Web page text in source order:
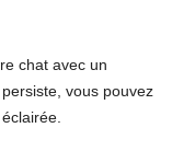
chat avec un
vous pouvez